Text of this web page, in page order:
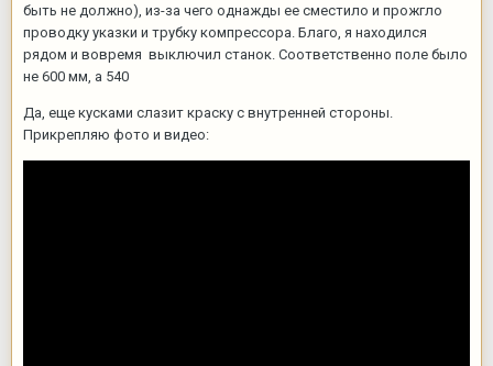
быть не должно), из-за чего однажды ее сместило и прожгло
проводку указки и трубку компрессора. Благо, я находился
рядом и вовремя выключил станок. Соответственно поле было
не 600 мм, а 540
Да, еще кусками слазит краску с внутренней стороны.
Прикрепляю фото и видео: